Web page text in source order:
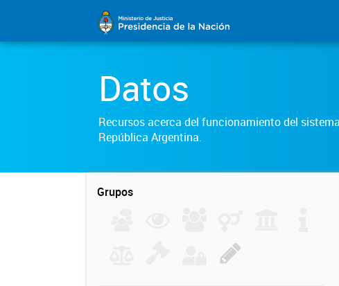
Datos
Recursos acerca del funcionamiento del
República Argentina.
Grupos